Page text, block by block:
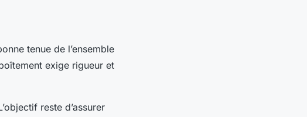
tenue de l’ensemble
exige rigueur et
reste d’assurer